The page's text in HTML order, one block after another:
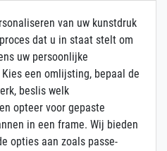
van uw kunstdruk
dat u in staat stelt om
uw persoonlijke
een omlijsting, bepaal de
beslis welk
opteer voor gepaste
in een frame. Wij bieden
opties aan zoals passe-